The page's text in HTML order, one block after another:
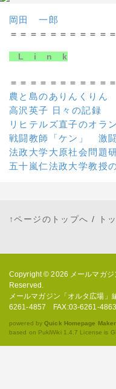
岡田 一郎
＝＝＝＝＝＝＝＝＝＝
L i n k
＝＝＝＝＝＝＝＝＝＝
農と島のありんくりん
高沢英子 日々の記録
リヒテルズ直子のオラ
戦闘教師「ケン」 激
法政大学大原社会問題
五十嵐仁法政大学教授
↑ページのトップへ / ト
Copyright © 2026 メールマガ
Reserved.
メールマガジン「オルタ広場
6261-4857 FAX:03-6261-
powered byQuick Homepage Maker
based on PukiWiki 1.4.7 License is